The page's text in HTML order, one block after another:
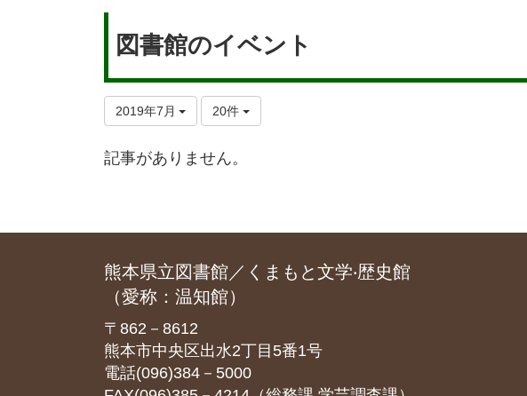
図書館のイベント
2019年7月 20件
記事がありません。
熊本県立図書館／くまもと文学‧歴史館
（愛称：温知館）
〒862－8612
熊本市中央区出水2丁目5番1号
電話(096)384－5000